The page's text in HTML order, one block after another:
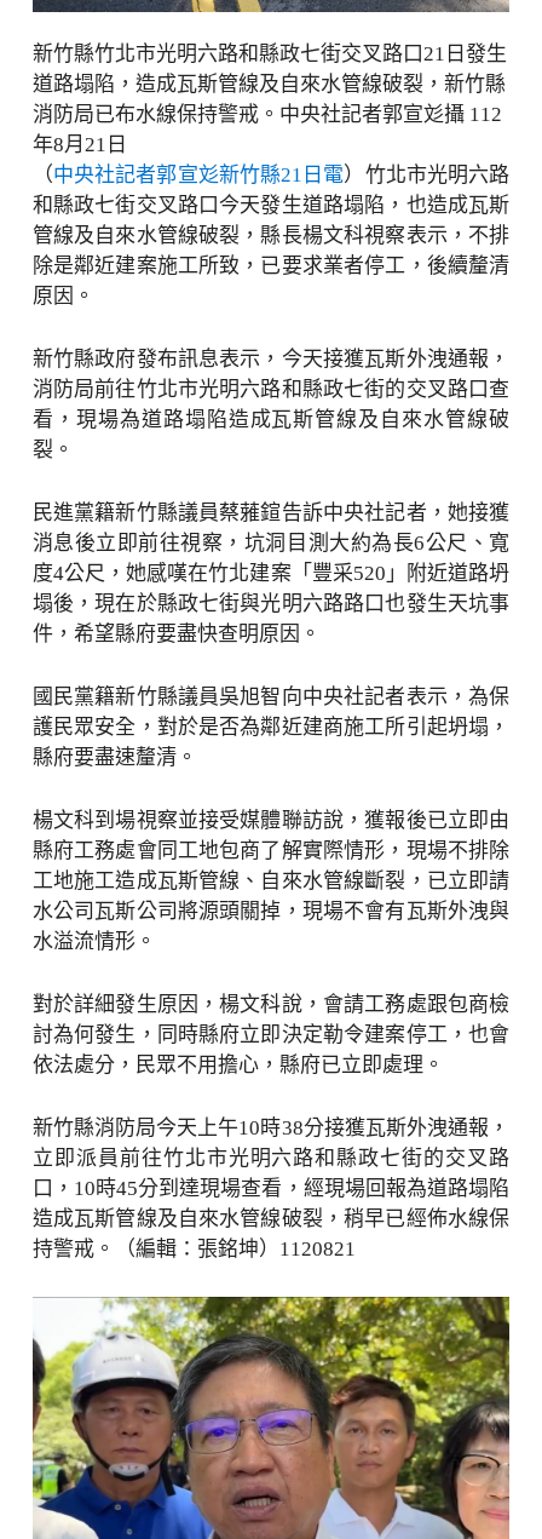
新竹縣竹北市光明六路和縣政七街交叉路口21日發生
道路塌陷，造成瓦斯管線及自來水管線破裂，新竹縣
消防局已布水線保持警戒。中央社記者郭宣彣攝 112
年8月21日
（中央社記者郭宣彣新竹縣21日電）竹北市光明六路
和縣政七街交叉路口今天發生道路塌陷，也造成瓦斯
管線及自來水管線破裂，縣長楊文科視察表示，不排
除是鄰近建案施工所致，已要求業者停工，後續釐清
原因。
新竹縣政府發布訊息表示，今天接獲瓦斯外洩通報，
消防局前往竹北市光明六路和縣政七街的交叉路口查
看，現場為道路塌陷造成瓦斯管線及自來水管線破
裂。
民進黨籍新竹縣議員蔡蕥鍹告訴中央社記者，她接獲
消息後立即前往視察，坑洞目測大約為長6公尺、寬
度4公尺，她感嘆在竹北建案「豐采520」附近道路坍
塌後，現在於縣政七街與光明六路路口也發生天坑事
件，希望縣府要盡快查明原因。
國民黨籍新竹縣議員吳旭智向中央社記者表示，為保
護民眾安全，對於是否為鄰近建商施工所引起坍塌，
縣府要盡速釐清。
楊文科到場視察並接受媒體聯訪說，獲報後已立即由
縣府工務處會同工地包商了解實際情形，現場不排除
工地施工造成瓦斯管線、自來水管線斷裂，已立即請
水公司瓦斯公司將源頭關掉，現場不會有瓦斯外洩與
水溢流情形。
對於詳細發生原因，楊文科說，會請工務處跟包商檢
討為何發生，同時縣府立即決定勒令建案停工，也會
依法處分，民眾不用擔心，縣府已立即處理。
新竹縣消防局今天上午10時38分接獲瓦斯外洩通報，
立即派員前往竹北市光明六路和縣政七街的交叉路
口，10時45分到達現場查看，經現場回報為道路塌陷
造成瓦斯管線及自來水管線破裂，稍早已經佈水線保
持警戒。（編輯：張銘坤）1120821